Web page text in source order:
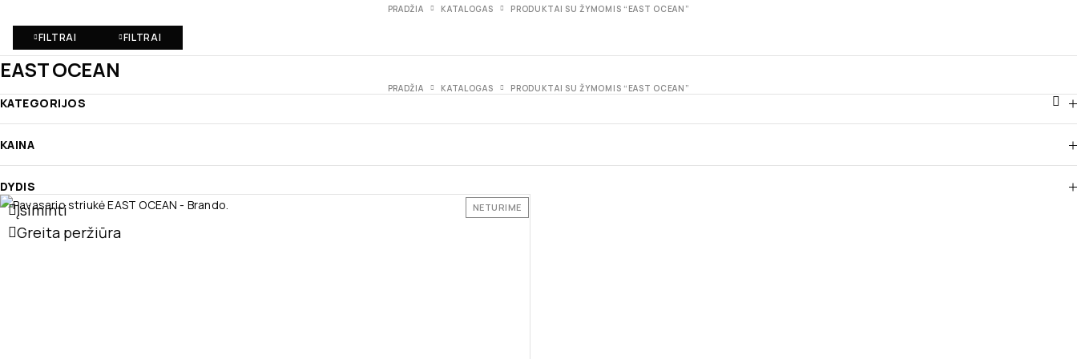
PRADŽIA KATALOGAS PRODUKTAI SU ŽYMOMIS “EAST OCEAN”
FILTRAI FILTRAI
EAST OCEAN
PRADŽIA KATALOGAS PRODUKTAI SU ŽYMOMIS “EAST OCEAN”
KATEGORIJOS
KAINA
DYDIS
NETURIME
Įsiminti
Greita peržiūra